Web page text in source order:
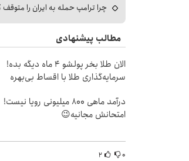
چرا ترامپ حمله به ایران را
مطالب پیشنهادی
الان طلا بخر پولشو 4 ماه دیگه بده!
سرمایه‌گذاری طلا با اقساط بی‌بهره
درآمد ماهی 800 میلیونی رویا نیست!
امتحانش مجانیه😉
۰ ۲